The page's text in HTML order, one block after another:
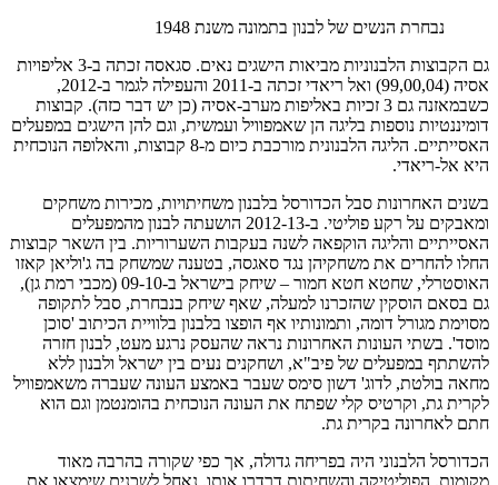
נבחרת הנשים של לבנון בתמונה משנת 1948
גם הקבוצות הלבנוניות מביאות הישגים נאים. סגאסה זכתה ב-3 אליפויות
אסיה (99,00,04) ואל ריאדי זכתה ב-2011 והעפילה לגמר ב-2012,
כשבמאזנה גם 3 זכיות באליפות מערב-אסיה (כן יש דבר כזה). קבוצות
דומיננטיות נוספות בליגה הן שאמפוויל ועמשית, וגם להן הישגים במפעלים
האסייתיים. הליגה הלבנונית מורכבת כיום מ-8 קבוצות, והאלופה הנוכחית
היא אל-ריאדי.
בשנים האחרונות סבל הכדורסל בלבנון משחיתויות, מכירות משחקים
ומאבקים על רקע פוליטי. ב-2012-13 הושעתה לבנון מהמפעלים
האסייתיים והליגה הוקפאה לשנה בעקבות השערוריות. בין השאר קבוצות
החלו להחרים את משחקיהן נגד סאגסה, בטענה שמשחק בה ג'וליאן קאזו
האוסטרלי, שחטא חטא חמור – שיחק בישראל ב-09-10 (מכבי רמת גן),
גם בסאם הוסקין שהזכרנו למעלה, שאף שיחק בנבחרת, סבל לתקופה
מסוימת מגורל דומה, ותמונותיו אף הופצו בלבנון בלוויית הכיתוב 'סוכן
מוסד'. בשתי העונות האחרונות נראה שהעסק נרגע מעט, לבנון חזרה
להשתתף במפעלים של פיב"א, ושחקנים נעים בין ישראל ולבנון ללא
מחאה בולטת, לדוג' דשון סימס שעבר באמצע העונה שעברה משאמפוויל
לקרית גת, וקרטיס קלי שפתח את העונה הנוכחית בהומנטמן וגם הוא
חתם לאחרונה בקרית גת.
הכדורסל הלבנוני היה בפריחה גדולה, אך כפי שקורה בהרבה מאוד
מקומות, הפוליטיקה והשחיתות דרדרו אותו. נאחל לשכנים שימצאו את